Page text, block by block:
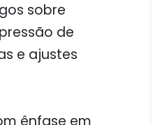
sobre
de
e ajustes